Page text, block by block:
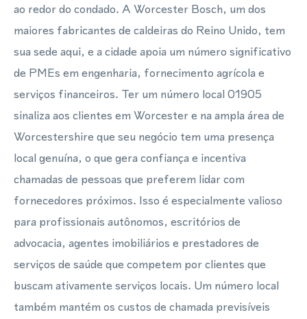
ao redor do condado. A Worcester Bosch, um dos
maiores fabricantes de caldeiras do Reino Unido, tem
sua sede aqui, e a cidade apoia um número significativo
de PMEs em engenharia, fornecimento agrícola e
serviços financeiros. Ter um número local 01905
sinaliza aos clientes em Worcester e na ampla área de
Worcestershire que seu negócio tem uma presença
local genuína, o que gera confiança e incentiva
chamadas de pessoas que preferem lidar com
fornecedores próximos. Isso é especialmente valioso
para profissionais autônomos, escritórios de
advocacia, agentes imobiliários e prestadores de
serviços de saúde que competem por clientes que
buscam ativamente serviços locais. Um número local
também mantém os custos de chamada previsíveis